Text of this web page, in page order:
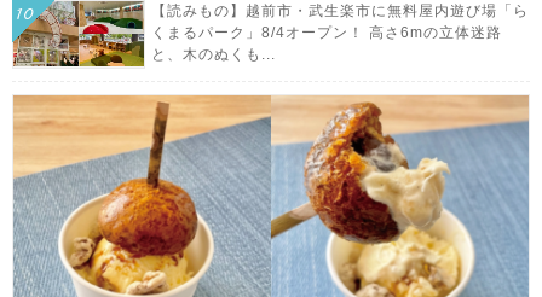
【読みもの】越前市・武生楽市に無料屋内遊び場「ら
くまるパーク」8/4オープン！ 高さ6mの立体迷路
と、木のぬくも...